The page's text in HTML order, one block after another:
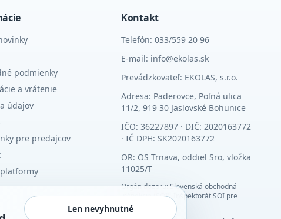
podmienky
a vrátenie
údajov
pre predajcov
Kontakt
Telefón: 033/559 20 96
E-mail: info@ekolas.sk
Prevádzkovateľ: EKOLAS, s.r.o.
Adresa: Paderovce, Poľná ulica
11/2, 919 30 Jaslovské Bohunice
IČO: 36227897 · DIČ: 2020163772
· IČ DPH: SK2020163772
OR: OS Trnava, oddiel Sro, vložka
11025/T
Orgán dozoru: Slovenská obchodná
inšpekcia (SOI), Inšpektorát SOI pre
Trnavský kraj
Len nevyhnutné